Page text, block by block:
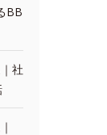
BB
社